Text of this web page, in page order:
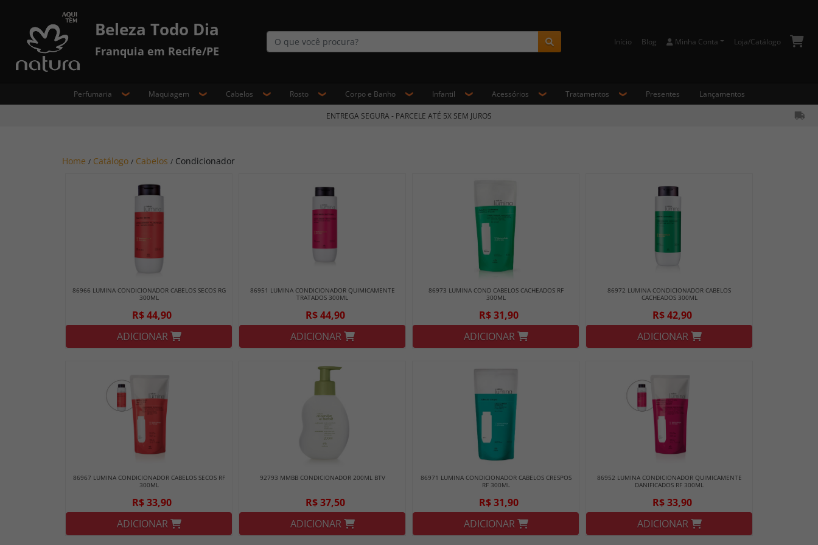
Beleza Todo Dia
Franquia em Recife/PE
Início Blog Minha Conta Loja/Catálogo
Perfumaria Maquiagem Cabelos Rosto Corpo e Banho Infantil Acessórios Tratamentos Presentes Lançamentos
ENTREGA SEGURA - PARCELE ATÉ 5X SEM JUROS
Home / Catálogo / Cabelos / Condicionador
86966 LUMINA CONDICIONADOR CABELOS SECOS RG
300ML
R$ 44,90
ADICIONAR
86951 LUMINA CONDICIONADOR QUIMICAMENTE
TRATADOS 300ML
R$ 44,90
ADICIONAR
86973 LUMINA COND CABELOS CACHEADOS RF
300ML
R$ 31,90
ADICIONAR
86972 LUMINA CONDICIONADOR CABELOS
CACHEADOS 300ML
R$ 42,90
ADICIONAR
86967 LUMINA CONDICIONADOR CABELOS SECOS RF
300ML
R$ 33,90
ADICIONAR
92793 MMBB CONDICIONADOR 200ML BTV
R$ 37,50
ADICIONAR
86971 LUMINA CONDICIONADOR CABELOS CRESPOS
RF 300ML
R$ 31,90
ADICIONAR
86952 LUMINA CONDICIONADOR QUIMICAMENTE
DANIFICADOS RF 300ML
R$ 33,90
ADICIONAR